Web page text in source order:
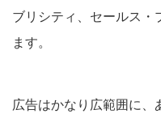
ブリシティ、セールス
ます。
広告はかなり広範囲に、